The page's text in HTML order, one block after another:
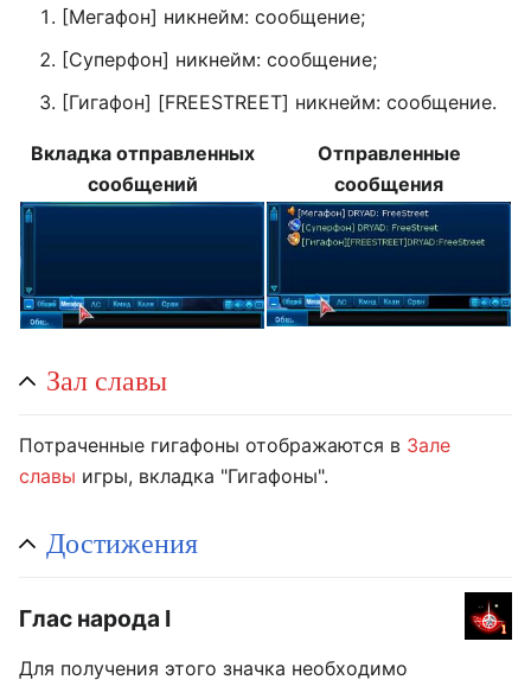
[Мегафон] никнейм: сообщение;
[Суперфон] никнейм: сообщение;
[Гигафон] [FREESTREET] никнейм: сообщение.
Вкладка отправленных
сообщений
Отправленные
сообщения
Зал славы
Потраченные гигафоны отображаются в Зале
славы игры, вкладка "Гигафоны".
Достижения
Глас народа I
Для получения этого значка необходимо